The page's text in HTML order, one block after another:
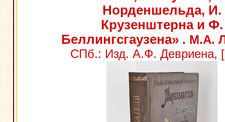
Норденшельда, И.
Крузенштерна и Ф.
Беллингсгаузена». М.А.
СПб.: Изд. А.Ф. Девриена,